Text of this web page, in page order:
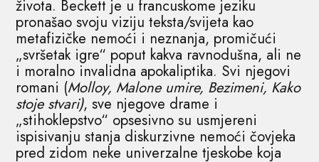
života. Beckett je u francuskome jeziku
pronašao svoju viziju teksta/svijeta kao
metafizičke nemoći i neznanja, promičući
„svršetak igre“ poput kakva ravnodušna, ali ne
i moralno invalidna apokaliptika. Svi njegovi
romani (Molloy, Malone umire, Bezimeni, Kako
stoje stvari), sve njegove drame i
„stihoklepstvo“ opsesivno su usmjereni
ispisivanju stanja diskurzivne nemoći čovjeka
pred zidom neke univerzalne tjeskobe koja